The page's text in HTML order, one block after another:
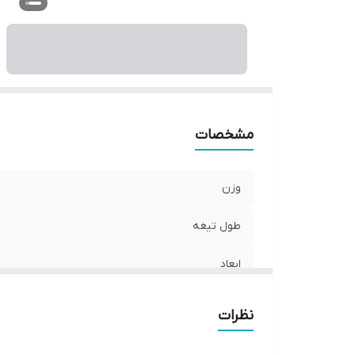
مشخصات
وزن
طول تیغه
ابعاد
نظرات